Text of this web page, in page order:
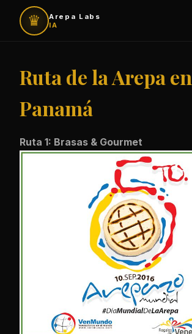
♛
Arepa Labs
IA
Ruta de la Arepa en
Panamá
Ruta 1: Brasas & Gourmet